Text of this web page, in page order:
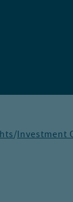
/Investment